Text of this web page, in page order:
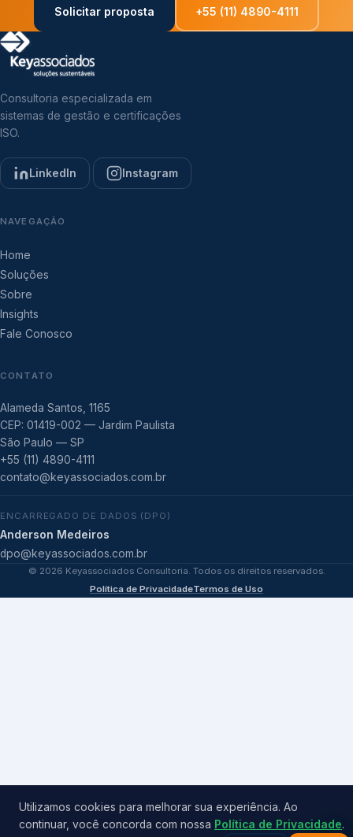
Solicitar proposta +55 (11) 4890-4111
Consultoria especializada em
sistemas de gestão e certificações
ISO.
LinkedIn Instagram
NAVEGAÇÃO
Home
Soluções
Sobre
Insights
Fale Conosco
CONTATO
Alameda Santos, 1165
CEP: 01419-002 — Jardim Paulista
São Paulo — SP
+55 (11) 4890-4111
contato@keyassociados.com.br
ENCARREGADO DE DADOS (DPO)
Anderson Medeiros
dpo@keyassociados.com.br
© 2026 Keyassociados Consultoria. Todos os direitos reservados.
Política de PrivacidadeTermos de Uso
Utilizamos cookies para melhorar sua experiência. Ao
continuar, você concorda com nossa Política de Privacidade.